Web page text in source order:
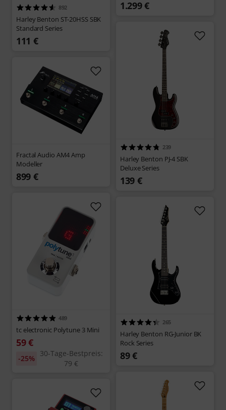
892
Harley Benton ST-20HSS SBK
Standard Series
111 €
1.299 €
Fractal Audio AM4 Amp
Modeller
899 €
239
Harley Benton PJ-4 SBK
Deluxe Series
139 €
489
tc electronic Polytune 3 Mini
59 €
30-Tage-Bestpreis:
79 €
-25%
265
Harley Benton RG-Junior BK
Rock Series
89 €